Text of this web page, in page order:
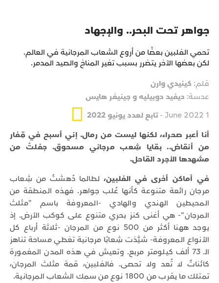
جواهر تحت البحر.. والإجهاد
تحمي الفلبين بعضًا من أروع الشعاب المرجانية في العالم.
لكن بعضها الآخر يتضرر بسبب تغير المناخ والصيد المدمر.
قلم: كينيدي وارن
عدسة: ديفيد دوبيليه و جينيفر هايس
1 June 2022 -
تابع لعدد يونيو 2022
أنا أعبر صحراء، لكنها ليست من رمال. إني أسبح في قِفار
من أنقاض.. بقايا شِعب مرجاني مسحوق. جفلتُ من
مشهدها الأجرد القاحل.
في أماكن أخرى في الفلبين، لطالما دُهشتُ من شِعاب
مرجان رائعة متنوعة كأنها عُلب جواهر. فهذه المنطقة من
المحيطين الهندي والهادي -المعروفة باسم "مثلث
المرجان"- هي أغنى كنز بحري متنوع على كوكب الأرض. إذ
يوجد ههنا أكثر من 500 نوع من المرجان -ثلاثة أرباع كل
الأنواع المعروفة- شيَّدَت شِعابًا مرجانية تغطي مساحة تناهز
الـ 73 ألف كيلومتر مربع. وتعيش في هذه المدن المغمورة
كائناتٌ لا تُعد ولا تحصى. فالفلبين، قمة مثلث المرجان،
تمتلك ما يقرب من 1800 نوع من سمك الشعاب المرجانية.